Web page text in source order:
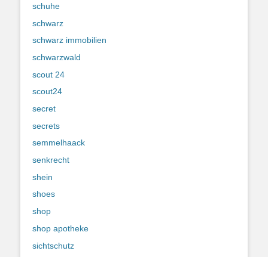
schuhe
schwarz
schwarz immobilien
schwarzwald
scout 24
scout24
secret
secrets
semmelhaack
senkrecht
shein
shoes
shop
shop apotheke
sichtschutz